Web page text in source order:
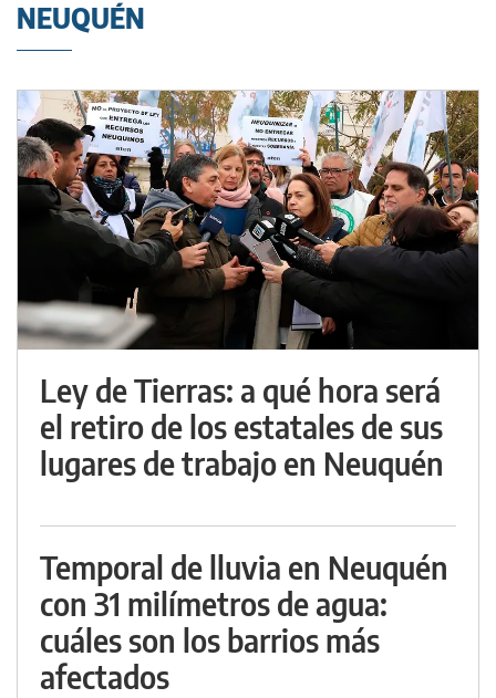
NEUQUÉN
Ley de Tierras: a qué hora será
el retiro de los estatales de sus
lugares de trabajo en Neuquén
Temporal de lluvia en Neuquén
con 31 milímetros de agua:
cuáles son los barrios más
afectados